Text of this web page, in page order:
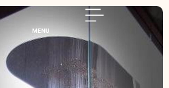
MENU